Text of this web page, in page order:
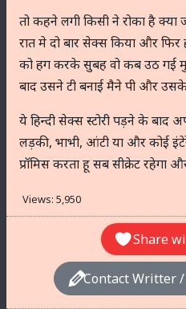
तो कहने लगी किसी ने रोका है
रात मे दो बार सेक्स किया और
को हग करके सुबह वो कब उठ गई
बाद उसने टी बनाई मैने पी और
ये हिन्दी सेक्स स्टोरी पड़ने के बाद
लड़की, भाभी, आंटी या और कोई
प्रॉमिस करता हू सब सीक्रेट रहेगा
Views: 5,950
Share
Contact Writter /